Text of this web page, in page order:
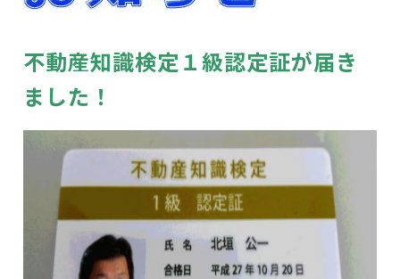
不動産知識検定１級認定証が届き
ました！